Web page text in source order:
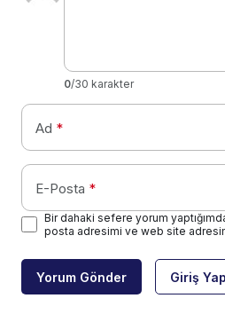
0/30 karakter
Ad *
E-Posta *
Bir dahaki sefere yorum
posta adresimi ve web site
Yorum Gönder Giriş Yap